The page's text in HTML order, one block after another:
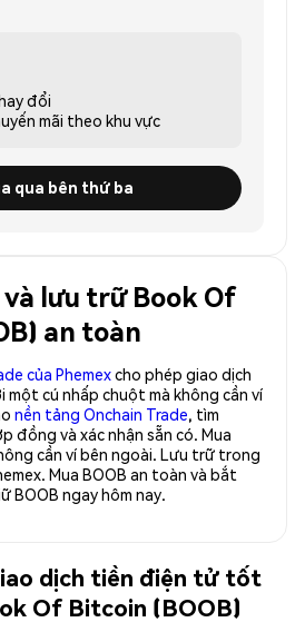
đổi
mãi theo khu vực
qua bên thứ ba
và lưu trữ Book Of
an toàn
của Phemexcho phép giao dịch
một cú nhấp chuột mà không cần ví
nền tảng Onchain Trade, tìm
đồng và xác nhận sẵn có. Mua
cần ví bên ngoài. Lưu trữ trong
Mua BOOB an toàn và bắt
BOOB ngay hôm nay.
dịch tiền điện tử tốt
Of Bitcoin (BOOB)